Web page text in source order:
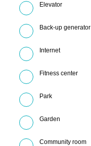
Elevator
Back-up generator
Internet
Fitness center
Park
Garden
Community room